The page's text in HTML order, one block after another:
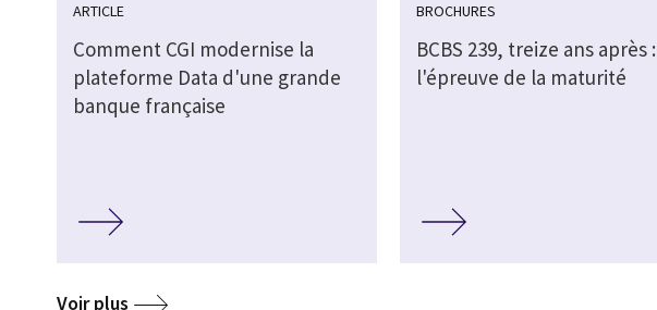
ARTICLE
Comment CGI modernise la
plateforme Data d'une grande
banque française
BROCHURES
BCBS 239, treize ans après :
l'épreuve de la maturité
Voir plus